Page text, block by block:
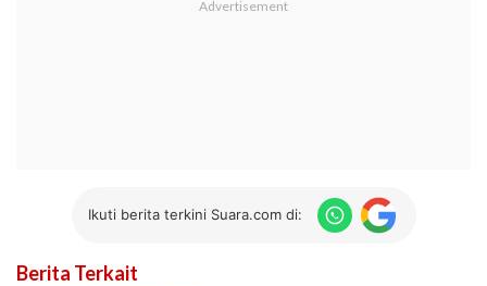
Ikuti berita terkini Suara.com di:
Berita Terkait